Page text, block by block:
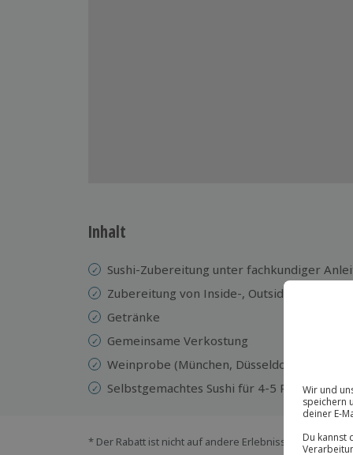
Inhalt
Sushi-Zubereitung unter fachkundiger
Zubereitung von Inside-, Outside-, Nigiri-,
Getränke
Gemeinsame Verkostung
Weinprobe (München, Düsseldorf)
Selbstgemachtes Sushi für 4-5 Personen
* Der Rabatt ist nicht auf andere Erlebnisse bei der